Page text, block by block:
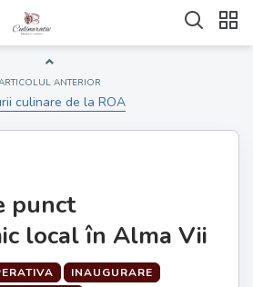
ANTERIOR
culinare de la ROA
punct
local în Alma Vii
INAUGURARE